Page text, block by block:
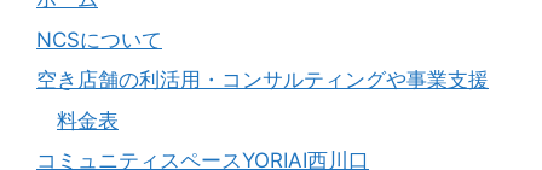
NCSについて
空き店舗の利活用・コンサルティングや事業支援
料金表
コミュニティスペースYORIAI西川口